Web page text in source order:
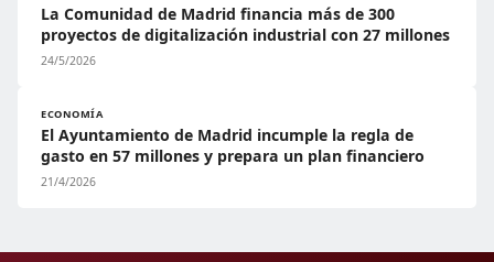
La Comunidad de Madrid financia más de 300
proyectos de digitalización industrial con 27 millones
24/5/2026
ECONOMÍA
El Ayuntamiento de Madrid incumple la regla de
gasto en 57 millones y prepara un plan financiero
21/4/2026